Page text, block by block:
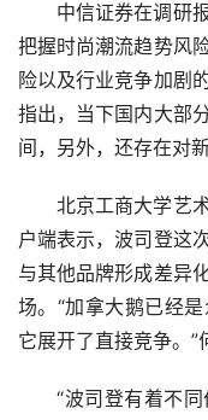
中信证券在调研
把握时尚潮流趋势风
险以及行业竞争加剧
指出，当下国内大部
间，另外，还存在对
北京工商大学艺
户端表示，波司登这
与其他品牌形成差异
场。“加拿大鹅已经
它展开了直接竞争。”
“波司登有着不